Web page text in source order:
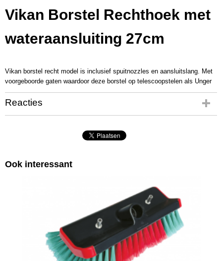
Vikan Borstel Rechthoek met
wateraansluiting 27cm
Vikan borstel recht model is inclusief spuitnozzles en aansluitslang. Met
voorgeboorde gaten waardoor deze borstel op telescoopstelen als Unger
Reacties
Ook interessant